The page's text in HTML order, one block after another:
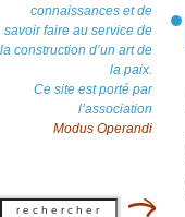
connaissances et de
savoir faire au service de
la construction d’un art de
la paix.
Ce site est porté par
l’association
Modus Operandi